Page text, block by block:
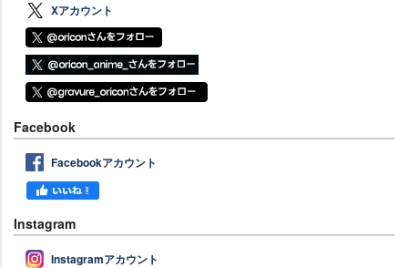
Xアカウント
Facebook
Facebookアカウント
Instagram
Instagramアカウント